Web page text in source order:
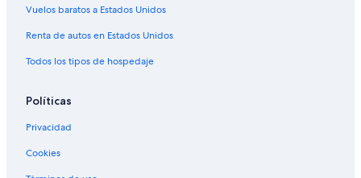
Vuelos baratos a Estados Unidos
Renta de autos en Estados Unidos
Todos los tipos de hospedaje
Políticas
Privacidad
Cookies